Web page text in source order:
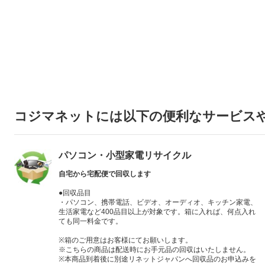
コジマネットには以下の便利なサービス
パソコン・小型家電リサイクル
自宅から宅配便で回収します
●回収品目
・パソコン、携帯電話、ビデオ、オーディオ、キッチン家電、
生活家電など400品目以上が対象です。箱に入れば、何点入れ
ても同一料金です。
※箱のご用意はお客様にてお願いします。
※こちらの商品は配送時にお手元品の回収はいたしません。
※本商品到着後に別途リネットジャパンへ回収品のお申込みを